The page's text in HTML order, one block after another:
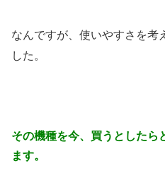
なんですが、使いやすさを考
した。
その機種を今、買うとしたら
ます。